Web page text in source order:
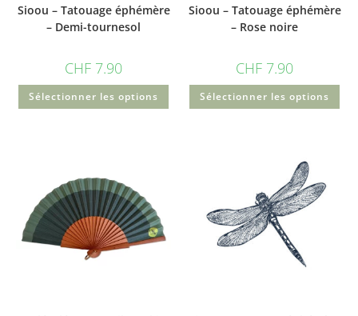
Sioou – Tatouage éphémère
– Demi-tournesol
CHF 7.90
Sélectionner les options
Sioou – Tatouage éphémère
– Rose noire
CHF 7.90
Sélectionner les options